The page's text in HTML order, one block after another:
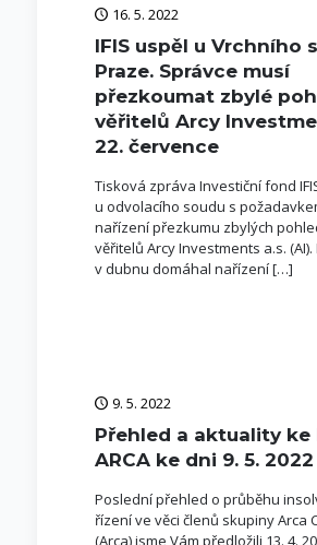
16. 5. 2022
IFIS uspěl u Vrchního
Praze. Správce musí
přezkoumat zbylé
věřitelů Arcy
22. července
Tisková zpráva Investiční fond
u odvolacího soudu s
nařízení přezkumu zbylých
věřitelů Arcy Investments a.s. (AI).
v dubnu domáhal nařízení[…]
9. 5. 2022
Přehled a aktuality ke
ARCA ke dni 9. 5. 2022
Poslední přehled o průběhu
řízení ve věci členů skupiny Arca
(Arca) jsme Vám předložili 13. 4.